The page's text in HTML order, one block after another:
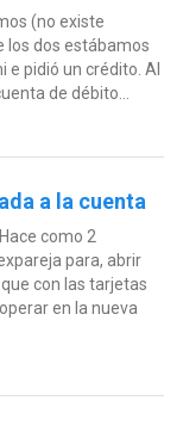
(no existe
los dos estábamos
pidió un crédito. Al
de débito...
a la cuenta
como 2
para, abrir
con las tarjetas
en la nueva